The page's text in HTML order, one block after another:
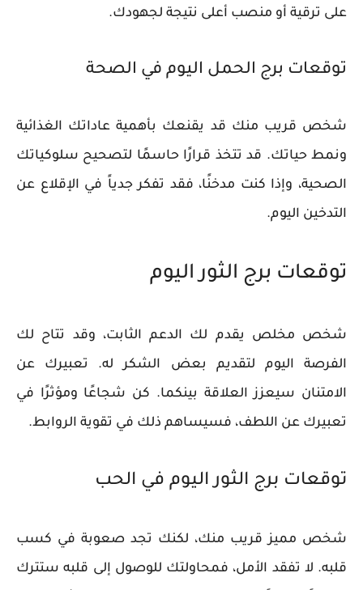
على ترقية أو منصب أعلى نتيجة لجهودك.
توقعات برج الحمل اليوم في الصحة
شخص قريب منك قد يقنعك بأهمية عاداتك الغذائية
ونمط حياتك. قد تتخذ قرارًا حاسمًا لتصحيح سلوكياتك
الصحية، وإذا كنت مدخنًا، فقد تفكر جدياً في الإقلاع عن
التدخين اليوم.
توقعات برج الثور اليوم
شخص مخلص يقدم لك الدعم الثابت، وقد تتاح لك
الفرصة اليوم لتقديم بعض الشكر له. تعبيرك عن
الامتنان سيعزز العلاقة بينكما. كن شجاعًا ومؤثرًا في
تعبيرك عن اللطف، فسيساهم ذلك في تقوية الروابط.
توقعات برج الثور اليوم في الحب
شخص مميز قريب منك، لكنك تجد صعوبة في كسب
قلبه. لا تفقد الأمل، فمحاولتك للوصول إلى قلبه ستترك